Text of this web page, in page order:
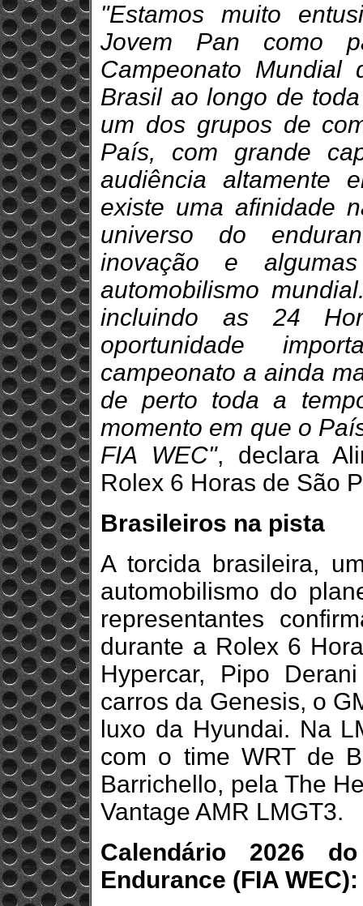
"Estamos muito
Jovem Pan como
Campeonato Mundial
Brasil ao longo de
um dos grupos de
País, com grande
audiência altamente
existe uma afinidade
universo do
inovação e
automobilismo
incluindo as 24
oportunidade
campeonato a ainda
de perto toda a
momento em que o
FIA WEC", declara
Rolex 6 Horas de São
Brasileiros na pista
A torcida brasileira,
automobilismo do
representantes
durante a Rolex 6
Hypercar, Pipo
carros da Genesis, o
luxo da Hyundai. Na
com o time WRT de
Barrichello, pela The
Vantage AMR LMGT3.
Calendário 2026
Endurance (FIA WEC):